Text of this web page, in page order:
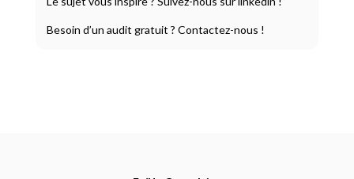
Besoin d’un audit gratuit ?Contactez-nous !